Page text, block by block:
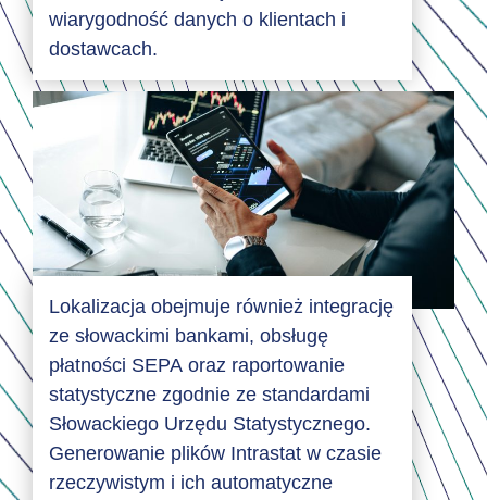
wiarygodność danych o klientach i
dostawcach.
Lokalizacja obejmuje również integrację
ze słowackimi bankami, obsługę
płatności SEPA oraz raportowanie
statystyczne zgodnie ze standardami
Słowackiego Urzędu Statystycznego.
Generowanie plików Intrastat w czasie
rzeczywistym i ich automatyczne